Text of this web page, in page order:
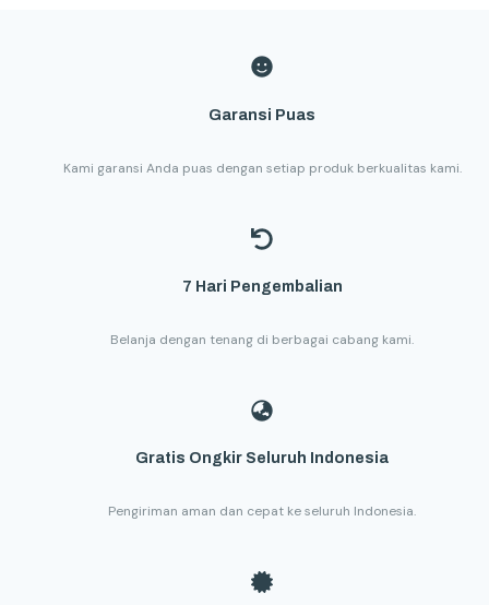
Garansi Puas
Kami garansi Anda puas dengan setiap produk berkualitas kami.
7 Hari Pengembalian
Belanja dengan tenang di berbagai cabang kami.
Gratis Ongkir Seluruh Indonesia
Pengiriman aman dan cepat ke seluruh Indonesia.